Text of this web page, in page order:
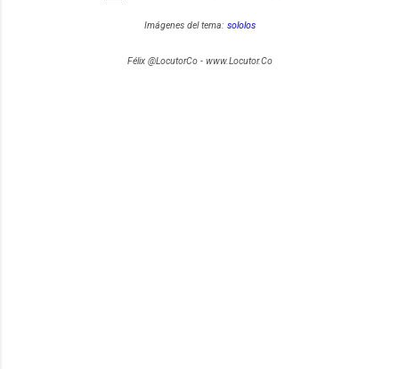
Imágenes del tema: sololos
Félix @LocutorCo - www.Locutor.Co